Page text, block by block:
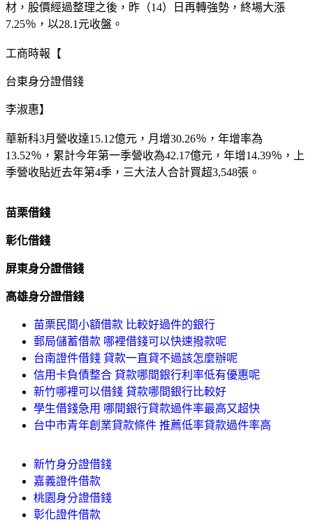
材，股價經過整理之後，昨（14）日再轉強勢，終場大漲
7.25％，以28.1元收盤。
工商時報【
台東身分證借錢
李淑惠】
華新科3月營收達15.12億元，月增30.26％，年增率為
13.52％，累計今年第一季營收為42.17億元，年增14.39％，上
季營收貼近去年第4季，三大法人合計買超3,548張。
苗栗借錢
彰化借錢
屏東身分證借錢
高雄身分證借錢
苗栗民間小額借款 比較好過件的銀行
郵局儲蓄借款 哪裡借錢可以快速撥款呢
台南證件借錢 貸款一直貸不過該怎麼辦呢
信用卡負債整合 貸款哪間銀行利率低有優惠呢
新竹哪裡可以借錢 貸款哪間銀行比較好
學生借錢急用 哪間銀行貸款過件率最高又超快
台中市青年創業貸款條件 推薦低率貸款過件率高
新竹身分證借錢
嘉義證件借款
桃園身分證借錢
彰化證件借款